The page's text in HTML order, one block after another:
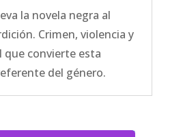
la novela negra al
Crimen, violencia y
convierte esta
del género.